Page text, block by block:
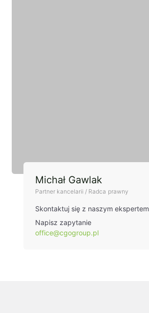
Michał Gawlak
Partner kancelarii / Radca prawny
Skontaktuj się z naszym ekspertem
Napisz zapytanie
office@cgogroup.pl